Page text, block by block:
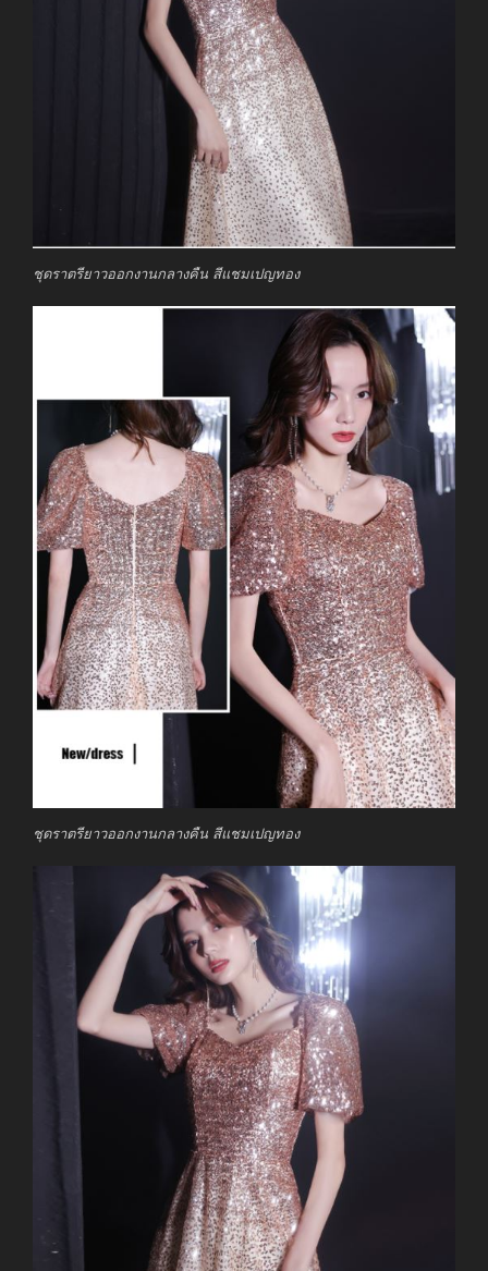
ชุดราตรียาวออกงานกลางคืน สีแชมเปญทอง
ชุดราตรียาวออกงานกลางคืน สีแชมเปญทอง